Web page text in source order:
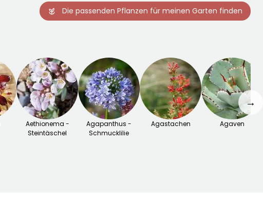
Die passenden Pflanzen für meinen Garten finden
Aethionema -
Steintäschel
Agapanthus -
Schmucklilie
Agastachen Agaven
→